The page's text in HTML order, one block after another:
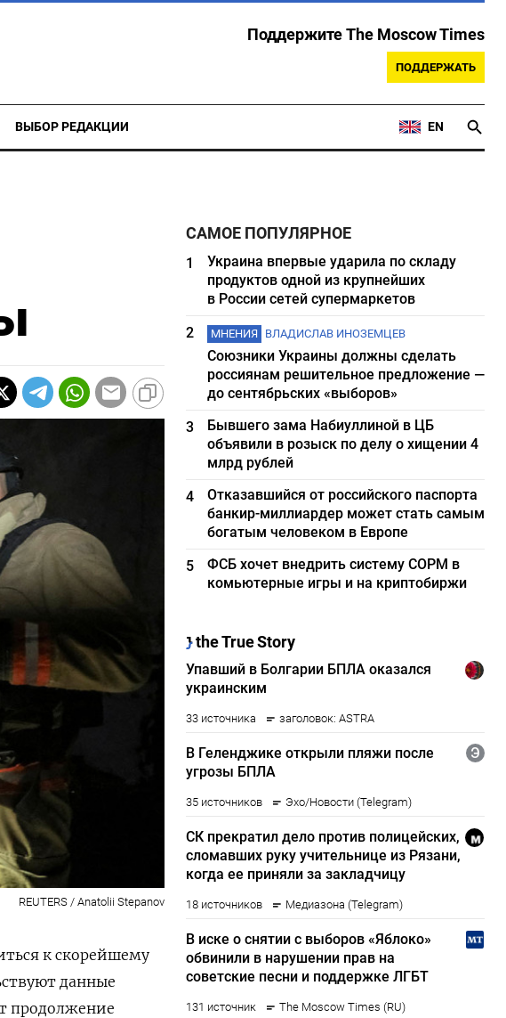
Поддержите The Moscow Times
ПОДДЕРЖАТЬ
ВЫБОР РЕДАКЦИИ EN
REUTERS / Anatolii Stepanov
к скорейшему
данные
продолжение
САМОЕ ПОПУЛЯРНОЕ
1
Украина впервые ударила по складу
продуктов одной из крупнейших
в России сетей супермаркетов
2
МНЕНИЯ ВЛАДИСЛАВ ИНОЗЕМЦЕВ
Союзники Украины должны сделать
россиянам решительное предложение —
до сентябрьских «выборов»
3
Бывшего зама Набиуллиной в ЦБ
объявили в розыск по делу о хищении 4
млрд рублей
4
Отказавшийся от российского паспорта
банкир-миллиардер может стать самым
богатым человеком в Европе
5
ФСБ хочет внедрить систему СОРМ в
комьютерные игры и на криптобиржи